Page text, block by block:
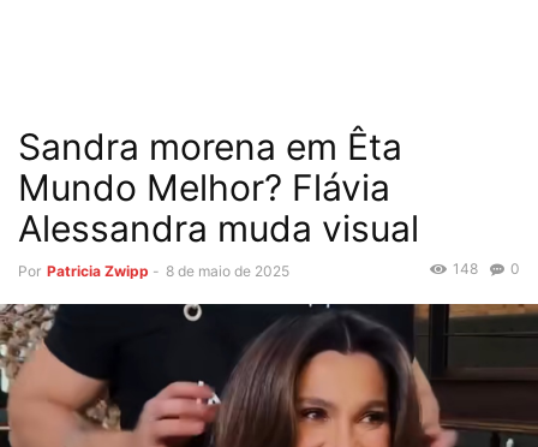
Sandra morena em Êta
Mundo Melhor? Flávia
Alessandra muda visual
Por Patricia Zwipp - 8 de maio de 2025 0
148